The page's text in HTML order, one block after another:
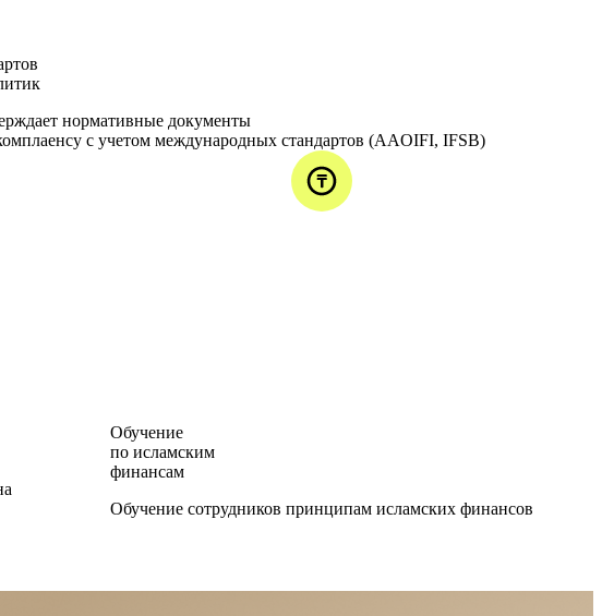
нормативные документы
с учетом международных стандартов (AAOIFI, IFSB)
Обучение
по исламским
финансам
Обучение сотрудников принципам исламских финансов